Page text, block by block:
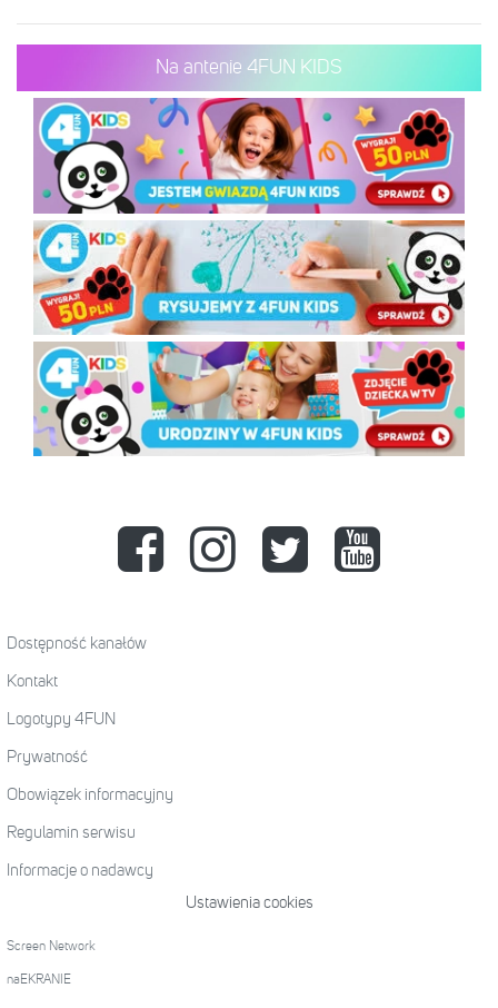
Na antenie 4FUN KIDS
Dostępność kanałów
Kontakt
Logotypy 4FUN
Prywatność
Obowiązek informacyjny
Regulamin serwisu
Informacje o nadawcy
Ustawienia cookies
Screen Network
naEKRANIE